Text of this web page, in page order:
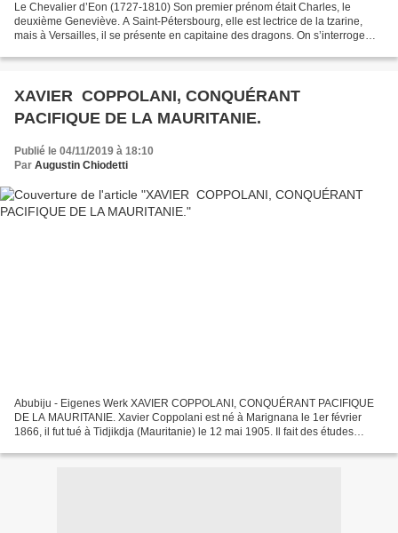
Le Chevalier d’Eon (1727-1810) Son premier prénom était Charles, le
deuxième Geneviève. A Saint-Pétersbourg, elle est lectrice de la tzarine,
mais à Versailles, il se présente en capitaine des dragons. On s’interroge
XAVIER COPPOLANI, CONQUÉRANT
PACIFIQUE DE LA MAURITANIE.
Publié le 04/11/2019 à 18:10
Par Augustin Chiodetti
Abubiju - Eigenes Werk XAVIER COPPOLANI, CONQUÉRANT PACIFIQUE
DE LA MAURITANIE. Xavier Coppolani est né à Marignana le 1er février
1866, il fut tué à Tidjikdja (Mauritanie) le 12 mai 1905. Il fait des études